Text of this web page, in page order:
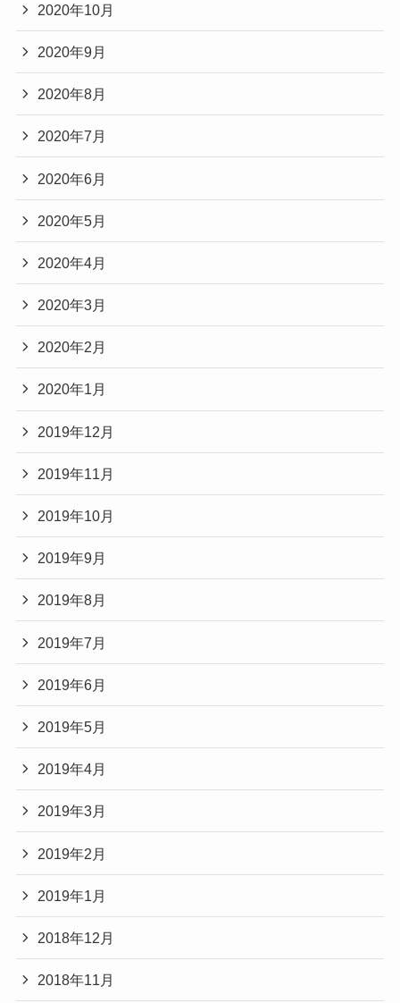
2020年10月
2020年9月
2020年8月
2020年7月
2020年6月
2020年5月
2020年4月
2020年3月
2020年2月
2020年1月
2019年12月
2019年11月
2019年10月
2019年9月
2019年8月
2019年7月
2019年6月
2019年5月
2019年4月
2019年3月
2019年2月
2019年1月
2018年12月
2018年11月